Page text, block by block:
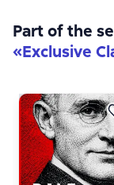
Part of the
«Exclusive